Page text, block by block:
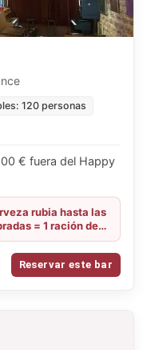
120 personas
€ fuera del Happy
rubia hasta las
= 1 ración de
de 10 personas,
a martes: 6€ la
4€ la copa de vino
Reservar este bar